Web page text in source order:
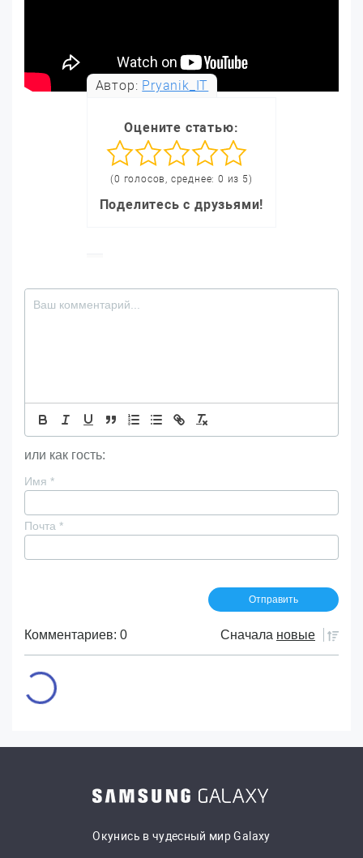
Автор: Pryanik_IT
Оцените статью:
(0 голосов, среднее: 0 из 5)
Поделитесь с друзьями!
или как гость:
Имя *
Почта *
Комментариев: 0 Сначала новые
Окунись в чудесный мир Galaxy